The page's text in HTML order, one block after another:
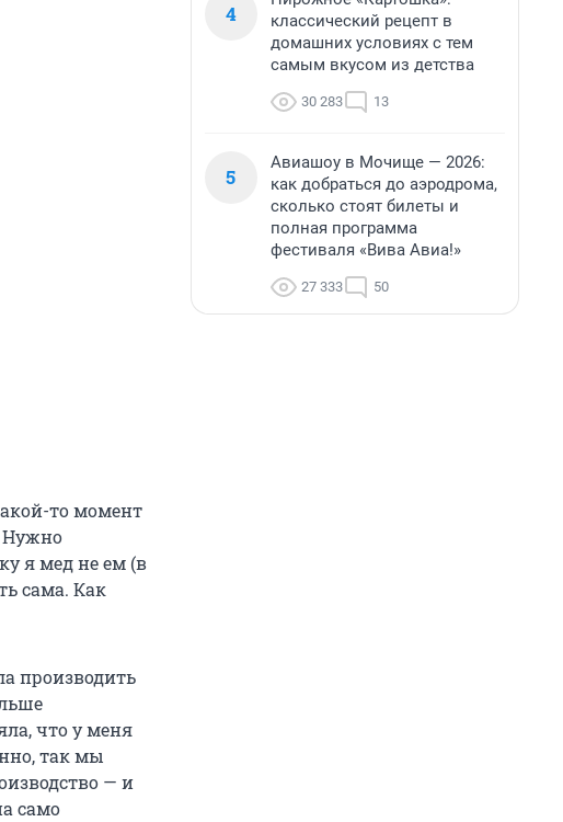
то момент
Нужно
я мед не ем (в
сама. Как
производить
что у меня
так мы
— и
само
4
классический рецепт в
домашних условиях с тем
самым вкусом из детства
30 283 13
5
Авиашоу в Мочище — 2026:
как добраться до аэродрома,
сколько стоят билеты и
полная программа
фестиваля «Вива Авиа!»
27 333 50